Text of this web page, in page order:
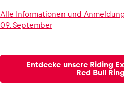
Alle Informationen und
09. September
Entdecke unsere Riding
Red Bull Ring